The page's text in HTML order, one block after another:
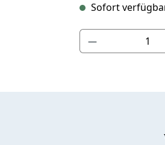
Sofort
Produkt Anzahl: Gib